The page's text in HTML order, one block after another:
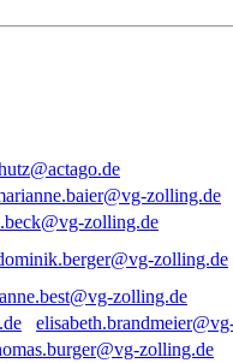
zolling.de
zolling.de
zolling.de
zolling.de
zolling.de